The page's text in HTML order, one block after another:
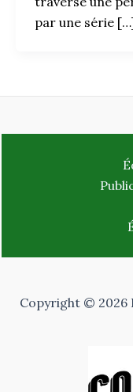
par une série
Copyright © 2026